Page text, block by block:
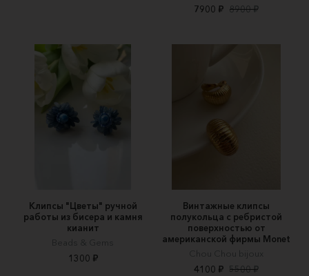
7900 ₽ 8900 ₽
Клипсы "Цветы" ручной
работы из бисера и камня
кианит
Beads & Gems
1300 ₽
Винтажные клипсы
полукольца с ребристой
поверхностью от
американской фирмы Monet
Chou Chou bijoux
4100 ₽ 5500 ₽